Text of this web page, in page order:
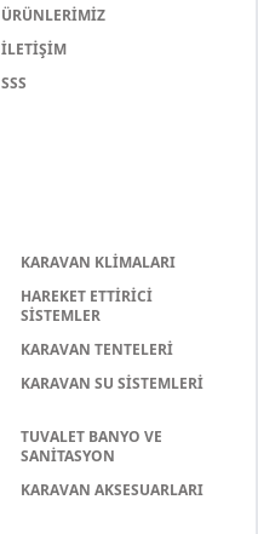
ÜRÜNLERİMİZ
İLETİŞİM
SSS
KARAVAN KLİMALARI
HAREKET ETTİRİCİ
SİSTEMLER
KARAVAN TENTELERİ
KARAVAN SU SİSTEMLERİ
TUVALET BANYO VE
SANİTASYON
KARAVAN AKSESUARLARI